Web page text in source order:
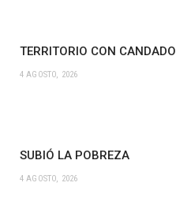
TERRITORIO CON CANDADO
4 AGOSTO, 2026
SUBIÓ LA POBREZA
4 AGOSTO, 2026